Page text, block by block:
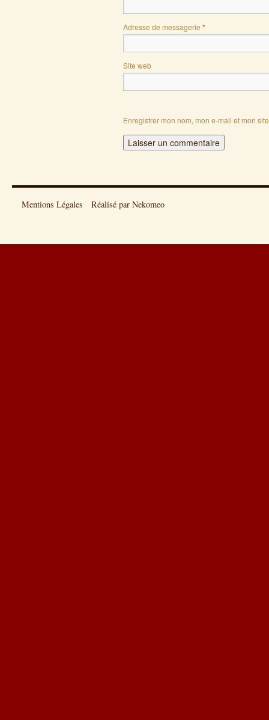
Adresse de messagerie *
Site web
Enregistrer mon nom, mon e-mail et mon
Mentions Légales Réalisé par Nekomeo